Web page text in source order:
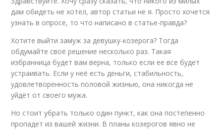
дам обидеть не хотел, автор статьи не я. Просто хочется
узнать в опросе, то что написано в статье-правда?
Хотите выйти замуж за девушку-козерога? Тогда
обдумайте своё решение несколько раз. Такая
избранница будет вам верна, только если ее все будет
устраивать. Если у неё есть деньги, стабильность,
удовлетворенность половой жизнью, она никогда не
уйдёт от своего мужа.
Но стоит убрать только один пункт, как она постепенно
пропадет из вашей жизни. В планы козерогов явно не